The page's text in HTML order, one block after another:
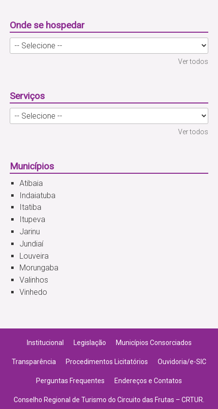
Onde se hospedar
Ver todos
Serviços
Ver todos
Municípios
Atibaia
Indaiatuba
Itatiba
Itupeva
Jarinu
Jundiaí
Louveira
Morungaba
Valinhos
Vinhedo
Institucional Legislação Municípios Consorciados
Transparência Procedimentos Licitatórios Ouvidoria/e-SIC
Perguntas Frequentes Endereços e Contatos
Conselho Regional de Turismo do Circuito das Frutas – CRTUR.